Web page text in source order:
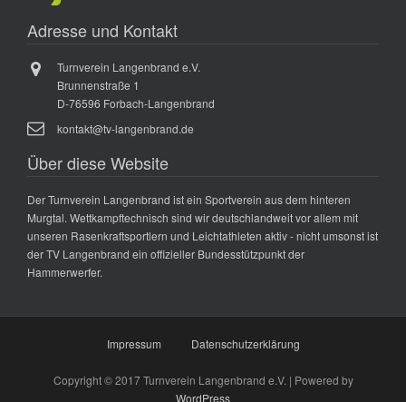
Adresse und Kontakt
Turnverein Langenbrand e.V.
Brunnenstraße 1
D-76596 Forbach-Langenbrand
kontakt@tv-langenbrand.de
Über diese Website
Der Turnverein Langenbrand ist ein Sportverein aus dem hinteren
Murgtal. Wettkampftechnisch sind wir deutschlandweit vor allem mit
unseren Rasenkraftsportlern und Leichtathleten aktiv - nicht umsonst ist
der TV Langenbrand ein offizieller Bundesstützpunkt der
Hammerwerfer.
Impressum Datenschutzerklärung
Copyright © 2017 Turnverein Langenbrand e.V. | Powered by
WordPress